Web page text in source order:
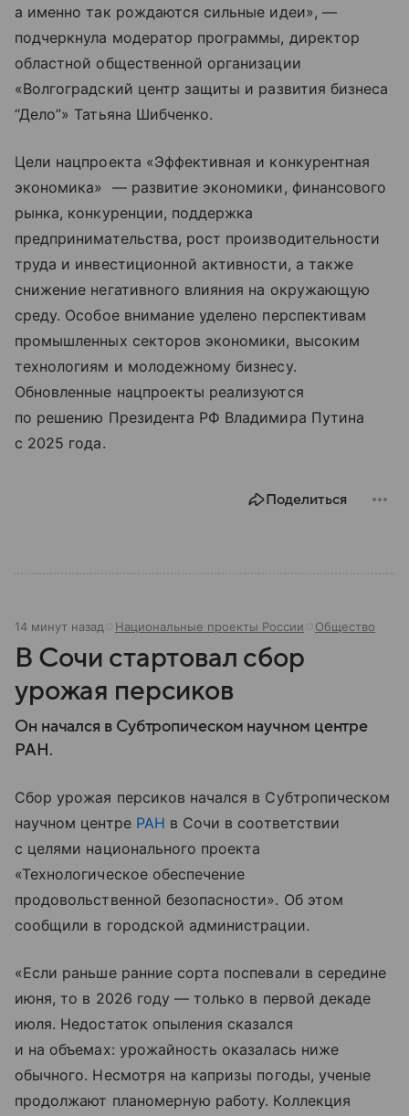
а именно так рождаются сильные идеи», —
подчеркнула модератор программы, директор
областной общественной организации
«Волгоградский центр защиты и развития бизнеса
“Дело”» Татьяна Шибченко.
Цели нацпроекта «Эффективная и конкурентная
экономика» — развитие экономики, финансового
рынка, конкуренции, поддержка
предпринимательства, рост производительности
труда и инвестиционной активности, а также
снижение негативного влияния на окружающую
среду. Особое внимание уделено перспективам
промышленных секторов экономики, высоким
технологиям и молодежному бизнесу.
Обновленные нацпроекты реализуются
по решению Президента РФ Владимира Путина
с 2025 года.
Поделиться
14 минут назад Национальные проекты России Общество
В Сочи стартовал сбор
урожая персиков
Он начался в Субтропическом научном центре
РАН.
Сбор урожая персиков начался в Субтропическом
научном центре РАН в Сочи в соответствии
с целями национального проекта
«Технологическое обеспечение
продовольственной безопасности». Об этом
сообщили в городской администрации.
«Если раньше ранние сорта поспевали в середине
июня, то в 2026 году — только в первой декаде
июля. Недостаток опыления сказался
и на объемах: урожайность оказалась ниже
обычного. Несмотря на капризы погоды, ученые
продолжают планомерную работу. Коллекция